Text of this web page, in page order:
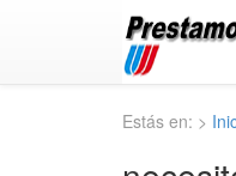
Estás en: >